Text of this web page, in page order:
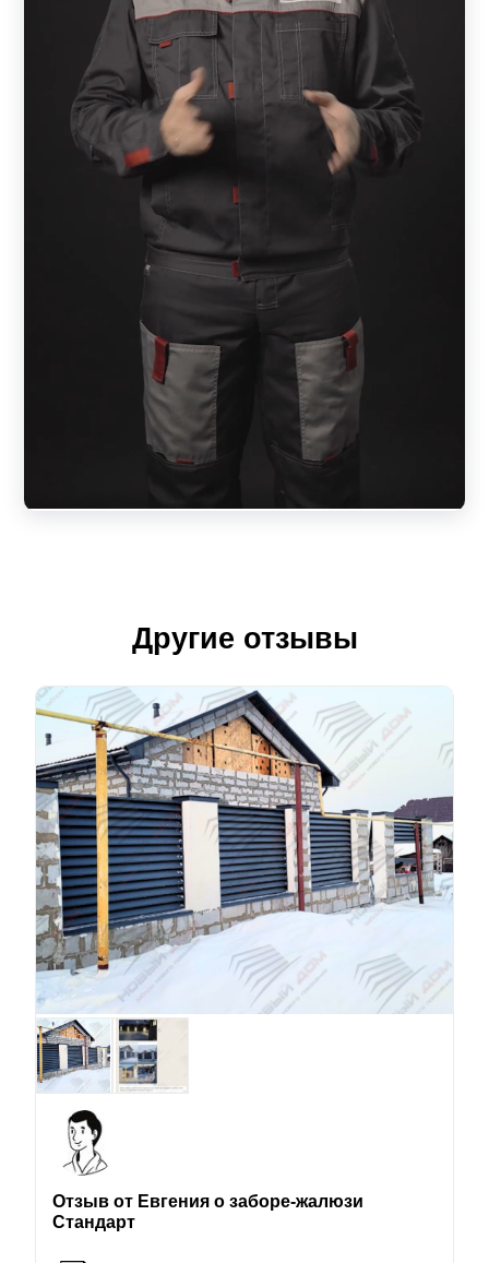
Другие отзывы
Отзыв от Евгения о заборе-жалюзи
Стандарт